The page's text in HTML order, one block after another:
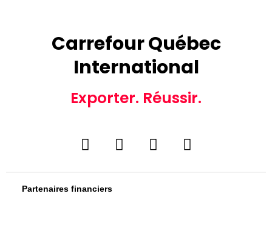
Carrefour Québec
International
Exporter. Réussir.
Partenaires financiers